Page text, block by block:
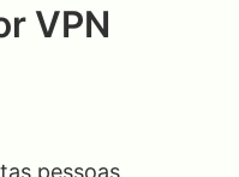
VPN
pessoas